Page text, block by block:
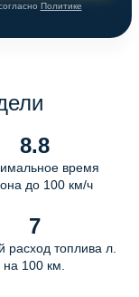
Политике
8.8
время
до 100 км/ч
7
расход топлива л.
на 100 км.